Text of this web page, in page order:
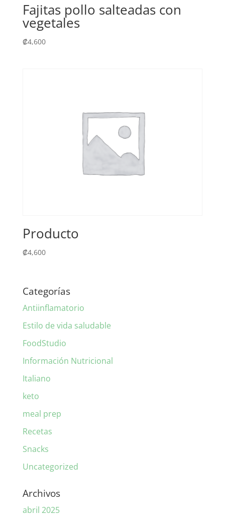
Fajitas pollo salteadas con
vegetales
₡4,600
Producto
₡4,600
Categorías
Antiinflamatorio
Estilo de vida saludable
FoodStudio
Información Nutricional
Italiano
keto
meal prep
Recetas
Snacks
Uncategorized
Archivos
abril 2025